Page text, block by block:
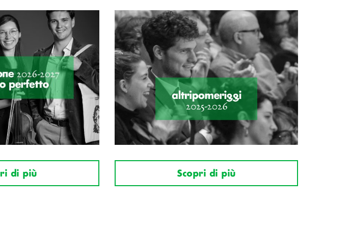
di più Scopri di più